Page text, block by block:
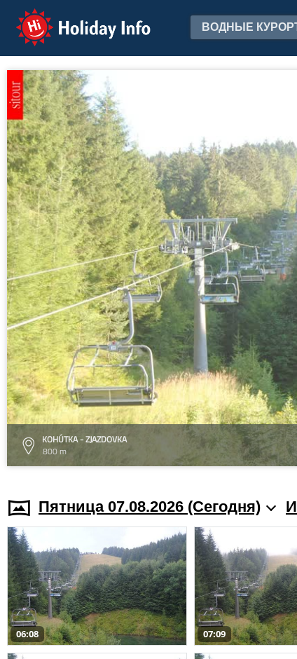
Holiday Info ВОДНЫЕ
KOHÚTKA - ZJAZDOVKA
800 m
Пятница 07.08.2026 (Cегодня)
06:08 07:09